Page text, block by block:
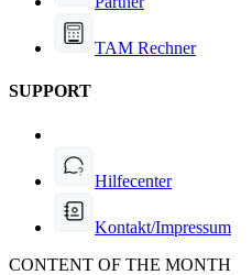
TAM Rechner
SUPPORT
Hilfecenter
Kontakt/Impressum
CONTENT OF THE MONTH